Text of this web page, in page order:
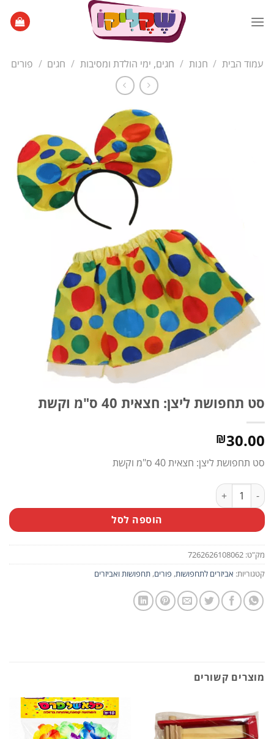
עמוד הבית / חנות / חגים, ימי הולדת ומסיבות / חגים / פורים
סט תחפושת ליצן: חצאית 40 ס"מ וקשת
₪30.00
סט תחפושת ליצן: חצאית 40 ס"מ וקשת
כמות של סט תחפושת ליצן: חצאית 40 ס"מ וקשת
הוספה לסל
מק"ט: 7262626108062
קטגוריות: אביזרים לתחפושות, פורים, תחפושות ואביזרים
מוצרים קשורים